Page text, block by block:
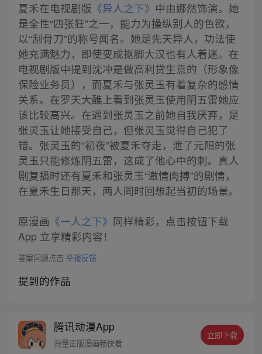
夏禾在电视剧版 《异人之下》 中由娜然饰演。她
是全性“四张狂”之一，能力为操纵别人的色欲，
以“刮骨刀”的称号闻名。她是先天异人，功法使
她充满魅力，即使变成抠脚大汉也有人着迷。在
电视剧版中提到沈冲是做高利贷生意的（形象像
保险业务员），而夏禾与张灵玉有着复杂的感情
关系。在罗天大醮上看到张灵玉使用阴五雷她应
该比较高兴。在遇到张灵玉之前她自我厌弃，是
张灵玉让她接受自己，但张灵玉觉得自己犯了
错。张灵玉的“初夜”被夏禾夺走，泄了元阳的张
灵玉只能修炼阴五雷，这成了他心中的刺。真人
剧复播时还有夏禾和张灵玉“激情肉搏”的剧情，
在夏禾生日那天，两人同时回想起当初的场景。
原漫画 《一人之下》 同样精彩，点击按钮下载
App 立享精彩内容！
答案问题点击 举报反馈
提到的作品
腾讯动漫App
海量正版漫画畅快看
立即下载